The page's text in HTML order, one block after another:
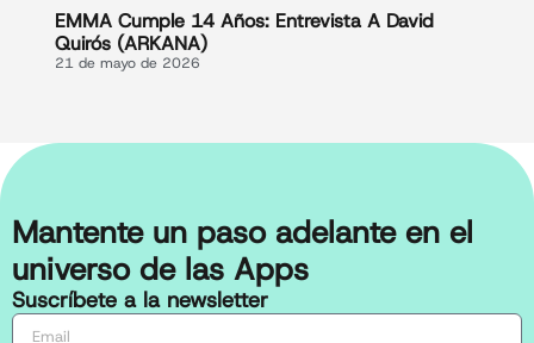
EMMA Cumple 14 Años: Entrevista A David
Quirós (ARKANA)
21 de mayo de 2026
Mantente un paso adelante en el
universo de las Apps
Suscríbete a la newsletter